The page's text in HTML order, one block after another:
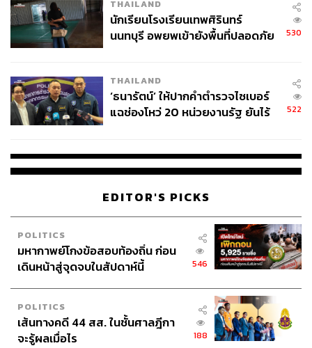
THAILAND
นักเรียนโรงเรียนเทพศิรินทร์
นนทบุรี อพยพเข้ายังพื้นที่ปลอดภัย
530
THAILAND
‘ธนารัตน์’ ให้ปากคำตำรวจไซเบอร์
แฉช่องโหว่ 20 หน่วยงานรัฐ ยันไร้
522
EDITOR'S PICKS
POLITICS
มหากาพย์โกงข้อสอบท้องถิ่น ก่อน
เดินหน้าสู่จุดจบในสัปดาห์นี้
546
POLITICS
เส้นทางคดี 44 สส. ในชั้นศาลฎีกา
จะรู้ผลเมื่อไร
188